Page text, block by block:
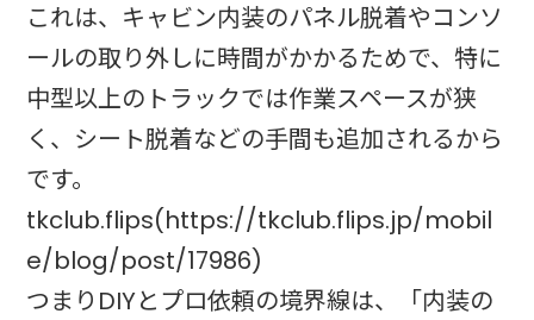
これは、キャビン内装のパネル脱着やコンソ
ールの取り外しに時間がかかるためで、特に
中型以上のトラックでは作業スペースが狭
く、シート脱着などの手間も追加されるから
です。
tkclub.flips(https://tkclub.flips.jp/mobil
e/blog/post/17986)
つまりDIYとプロ依頼の境界線は、「内装の